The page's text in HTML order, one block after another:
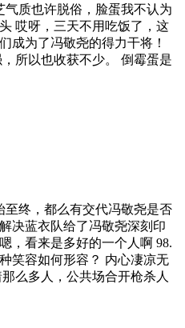
质也许脱俗，脸蛋我不认为
哎呀，三天不用吃饭了，这
成为了冯敬尧的得力干将！
所以也收获不少。 倒霉蛋是
终，都么有交代冯敬尧是否
决蓝衣队给了冯敬尧深刻印
，看来是多好的一个人啊 98.
笑容如何形容？ 内心凄凉无
么多人，公共场合开枪杀人